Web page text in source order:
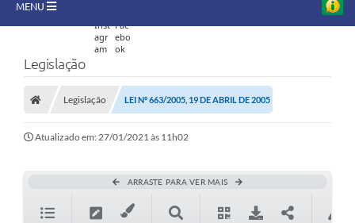
MENU
Secretarias
Editais
Telefones Úteis
Legislação
Legislação LEI Nº 663/2005, 19 DE ABRIL DE 2005
Atualizado em: 27/01/2021 às 11h02
ARRASTE PARA VER MAIS